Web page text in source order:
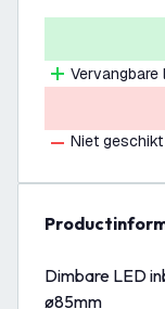
Vervangbare
Niet
Dimbare LED
ø85mm